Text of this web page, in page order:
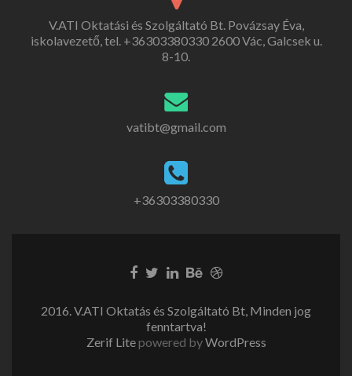
V.ATI Oktatási és Szolgáltató Bt. Povázsay Éva,
iskolavezető, tel. +36303380330 2600 Vác, Galcsek u.
8-10.
vatibt@gmail.com
+36303380330
2016. V.ATI Oktatás és Szolgáltató Bt, Minden jog
fenntartva!
Zerif Litepowered byWordPress